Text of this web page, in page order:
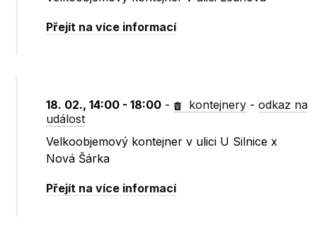
Přejít na více informací
18. 02., 14:00 - 18:00 - kontejnery -odkaz na
událost
Velkoobjemový kontejner v ulici U Silnice x
Nová Šárka
Přejít na více informací